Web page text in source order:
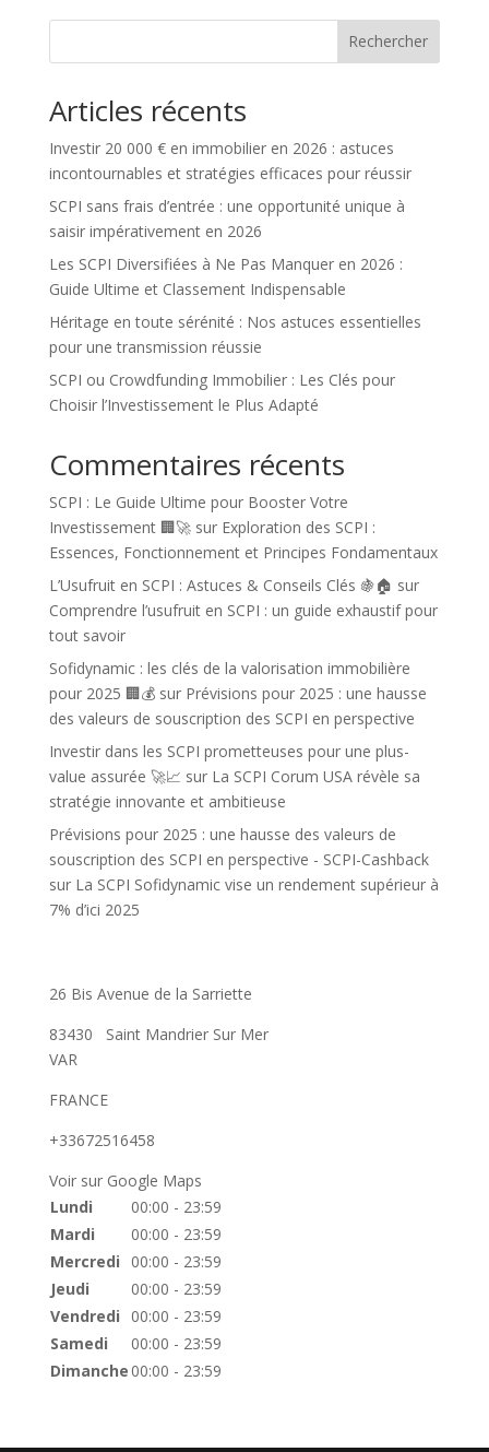
Rechercher
Articles récents
Investir 20 000 € en immobilier en 2026 : astuces
incontournables et stratégies efficaces pour réussir
SCPI sans frais d’entrée : une opportunité unique à
saisir impérativement en 2026
Les SCPI Diversifiées à Ne Pas Manquer en 2026 :
Guide Ultime et Classement Indispensable
Héritage en toute sérénité : Nos astuces essentielles
pour une transmission réussie
SCPI ou Crowdfunding Immobilier : Les Clés pour
Choisir l’Investissement le Plus Adapté
Commentaires récents
SCPI : Le Guide Ultime pour Booster Votre
Investissement 🏢🚀sur Exploration des SCPI :
Essences, Fonctionnement et Principes Fondamentaux
L’Usufruit en SCPI : Astuces & Conseils Clés 🍇🏠 sur
Comprendre l’usufruit en SCPI : un guide exhaustif pour
tout savoir
Sofidynamic : les clés de la valorisation immobilière
pour 2025 🏢💰sur Prévisions pour 2025 : une hausse
des valeurs de souscription des SCPI en perspective
Investir dans les SCPI prometteuses pour une plus-
value assurée 🚀📈 sur La SCPI Corum USA révèle sa
stratégie innovante et ambitieuse
Prévisions pour 2025 : une hausse des valeurs de
souscription des SCPI en perspective - SCPI-Cashback
sur La SCPI Sofidynamic vise un rendement supérieur à
7% d’ici 2025
26 Bis Avenue de la Sarriette
83430
Saint Mandrier Sur Mer
VAR
FRANCE
+33672516458
Voir sur Google Maps
Lundi
00:00 - 23:59
Mardi
00:00 - 23:59
Mercredi
00:00 - 23:59
Jeudi
00:00 - 23:59
Vendredi
00:00 - 23:59
Samedi
00:00 - 23:59
Dimanche 00:00 - 23:59